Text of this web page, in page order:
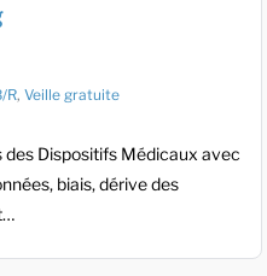
R, Veille gratuite
des Dispositifs Médicaux avec
biais, dérive des